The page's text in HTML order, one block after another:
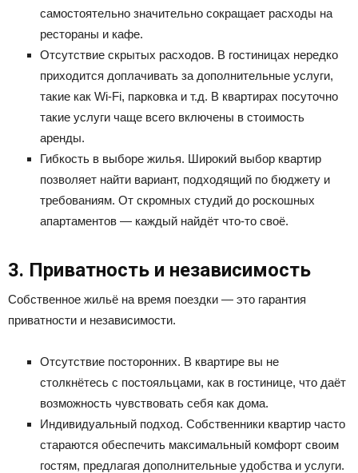
самостоятельно значительно сокращает расходы на
рестораны и кафе.
Отсутствие скрытых расходов. В гостиницах нередко
приходится доплачивать за дополнительные услуги,
такие как Wi-Fi, парковка и т.д. В квартирах посуточно
такие услуги чаще всего включены в стоимость
аренды.
Гибкость в выборе жилья. Широкий выбор квартир
позволяет найти вариант, подходящий по бюджету и
требованиям. От скромных студий до роскошных
апартаментов — каждый найдёт что-то своё.
3. Приватность и независимость
Собственное жильё на время поездки — это гарантия
приватности и независимости.
Отсутствие посторонних. В квартире вы не
столкнётесь с постояльцами, как в гостинице, что даёт
возможность чувствовать себя как дома.
Индивидуальный подход. Собственники квартир часто
стараются обеспечить максимальный комфорт своим
гостям, предлагая дополнительные удобства и услуги.